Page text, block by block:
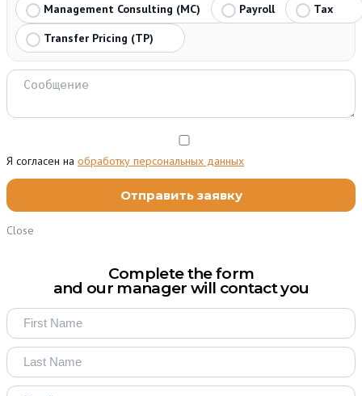
Management Consulting (MC)
Payroll
Tax
Transfer Pricing (TP)
Я согласен на обработку персональных данных
Close
Complete the form
and our manager will contact you